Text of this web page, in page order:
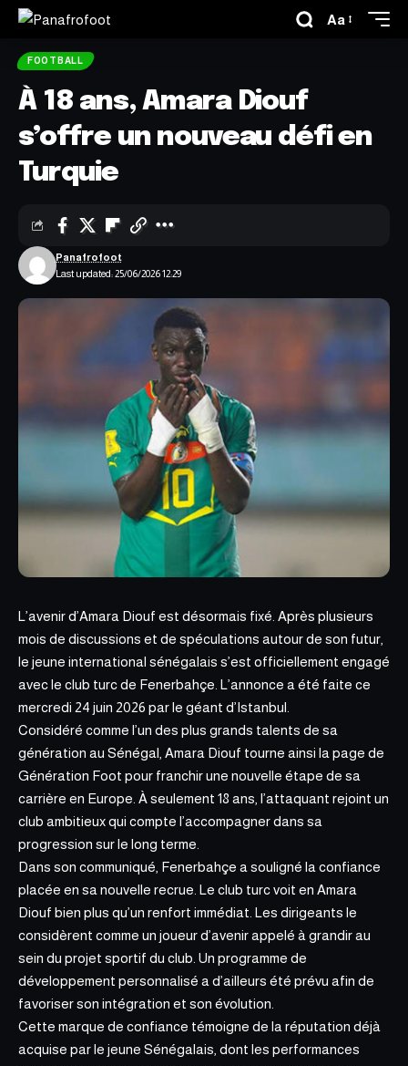
Aa
FOOTBALL
À 18 ans, Amara Diouf
s’offre un nouveau défi en
Turquie
Last updated: 25/06/2026 12:29
Panafrofoot
L’avenir d’Amara Diouf est désormais fixé. Après plusieurs
mois de discussions et de spéculations autour de son futur,
le jeune international sénégalais s’est officiellement engagé
avec le club turc de Fenerbahçe. L’annonce a été faite ce
mercredi 24 juin 2026 par le géant d’Istanbul.
Considéré comme l’un des plus grands talents de sa
génération au Sénégal, Amara Diouf tourne ainsi la page de
Génération Foot pour franchir une nouvelle étape de sa
carrière en Europe. À seulement 18 ans, l’attaquant rejoint un
club ambitieux qui compte l’accompagner dans sa
progression sur le long terme.
Dans son communiqué, Fenerbahçe a souligné la confiance
placée en sa nouvelle recrue. Le club turc voit en Amara
Diouf bien plus qu’un renfort immédiat. Les dirigeants le
considèrent comme un joueur d’avenir appelé à grandir au
sein du projet sportif du club. Un programme de
développement personnalisé a d’ailleurs été prévu afin de
favoriser son intégration et son évolution.
Cette marque de confiance témoigne de la réputation déjà
acquise par le jeune Sénégalais, dont les performances